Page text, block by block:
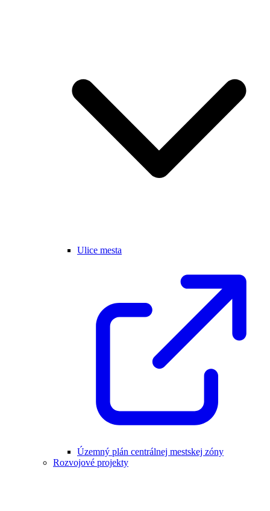
Ulice mesta
Územný plán centrálnej mestskej zóny
Rozvojové projekty